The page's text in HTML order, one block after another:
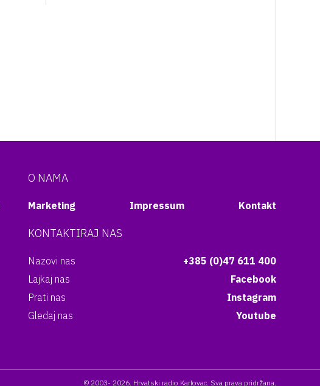
O NAMA
Marketing Impressum Kontakt
KONTAKTIRAJ NAS
Nazovi nas
+385 (0)47 611 400
Lajkaj nas
Facebook
Prati nas
Instagram
Gledaj nas
Youtube
© 2003- 2026. Hrvatski radio Karlovac. Sva prava pridržana.